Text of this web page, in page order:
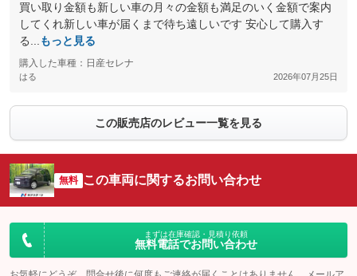
買い取り金額も新しい車の月々の金額も満足のいく金額で案内
してくれ新しい車が届くまで待ち遠しいです 安心して購入す
る...
もっと見る
購入した車種：日産セレナ
はる 2026年07月25日
この販売店のレビュー一覧を見る
無料 この車両に関するお問い合わせ
まずは在庫確認・見積り依頼
無料電話でお問い合わせ